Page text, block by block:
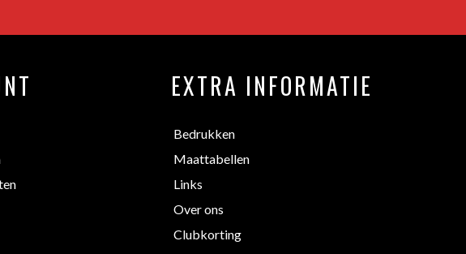
EXTRA INFORMATIE
Bedrukken
Maattabellen
Links
Over ons
Clubkorting